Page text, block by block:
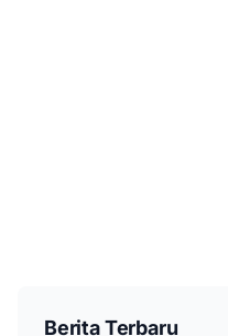
Berita Terbaru